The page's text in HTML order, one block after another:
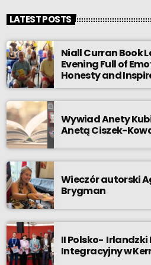
LATEST POSTS
Niall Curran Book
Evening Full of
Honesty and
Wywiad Anety
Anetą Ciszek-
Wieczór autorski
Brygman
II Polsko- Irlandzki
Integracyjny w